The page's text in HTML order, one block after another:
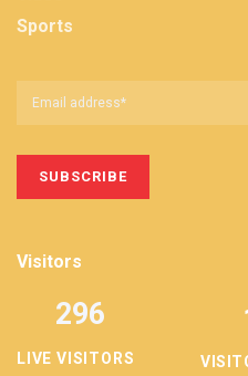
Sports
Visitors
LIVE VISITORS
296